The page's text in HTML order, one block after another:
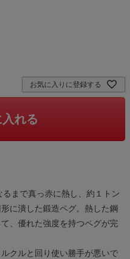
お気に入りに登録する
れる
まで真っ赤に熱し、約１トン
に潰した鍛造ペグ。熱した鋼
、優れた強度を持つペグが完
クルと回り使い勝手が悪いで